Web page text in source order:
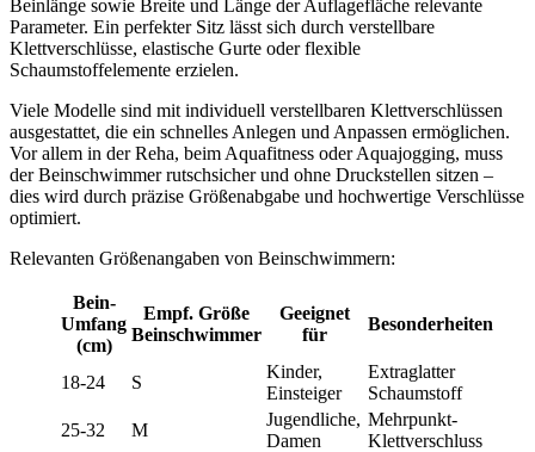
Beinlänge sowie Breite und Länge der Auflagefläche relevante
Parameter. Ein perfekter Sitz lässt sich durch verstellbare
Klettverschlüsse, elastische Gurte oder flexible
Schaumstoffelemente erzielen.
Viele Modelle sind mit individuell verstellbaren Klettverschlüssen
ausgestattet, die ein schnelles Anlegen und Anpassen ermöglichen.
Vor allem in der Reha, beim Aquafitness oder Aquajogging, muss
der Beinschwimmer rutschsicher und ohne Druckstellen sitzen –
dies wird durch präzise Größenabgabe und hochwertige Verschlüsse
optimiert.
Relevanten Größenangaben von Beinschwimmern:
Bein-
Umfang
(cm)
Empf. Größe
Beinschwimmer
Geeignet
für
Besonderheiten
18-24 S
Kinder,
Einsteiger
Extraglatter
Schaumstoff
25-32
M
Jugendliche,
Damen
Mehrpunkt-
Klettverschluss